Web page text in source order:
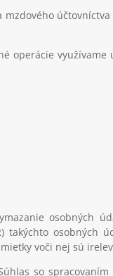
operácie využívame
osobných
takýchto osobných
voči nej sú
so